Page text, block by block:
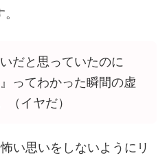
だと思っていたのに
』ってわかった瞬間の虚
イヤだ）
い思いをしないようにリ